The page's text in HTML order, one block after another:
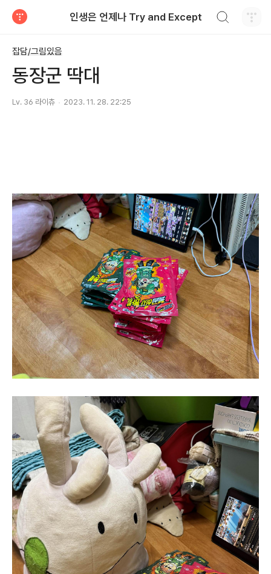
인생은 언제나 Try and Except
잡담/그림있음
동장군 딱대
Lv. 36 라이츄 2023. 11. 28. 22:25